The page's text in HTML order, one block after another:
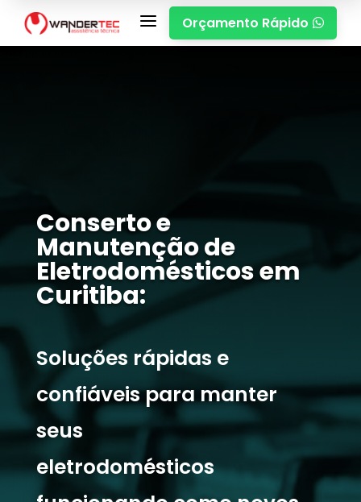
a Orçamento Rápido 
Conserto e
Manutenção de
Eletrodomésticos em
Curitiba:
Soluções rápidas e
confiáveis para manter
seus
eletrodomésticos